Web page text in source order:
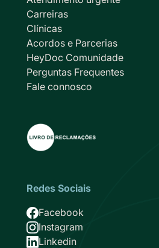
Carreiras
Clínicas
Acordos e Parcerias
HeyDoc Comunidade
Perguntas Frequentes
Fale connosco
Redes Sociais
Facebook
Imagem
Instagram
Imagem
Linkedin
Imagem